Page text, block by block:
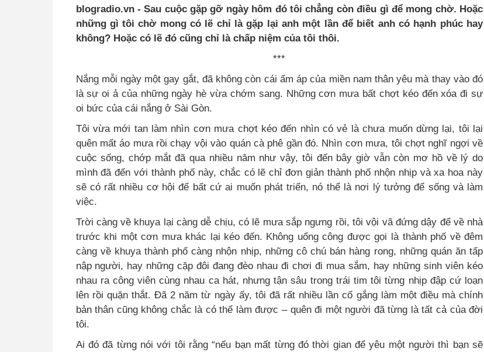
blogradio.vn - Sau cuộc gặp gỡ ngày hôm đó tôi chẳng còn điều gì để mong chờ. Hoặc
những gì tôi chờ mong có lẽ chỉ là gặp lại anh một lần để biết anh có hạnh phúc hay
không? Hoặc có lẽ đó cũng chỉ là chấp niệm của tôi thôi.
***
Nắng mỗi ngày một gay gắt, đã không còn cái ấm áp của miền nam thân yêu mà thay vào đó
là sự oi ả của những ngày hè vừa chớm sang. Những cơn mưa bất chợt kéo đến xóa đi sự
oi bức của cái nắng ở Sài Gòn.
Tôi vừa mới tan làm nhìn cơn mưa chợt kéo đến nhìn có vẻ là chưa muốn dừng lại, tôi lại
quên mất áo mưa rồi chạy vội vào quán cà phê gần đó. Nhìn cơn mưa, tôi chợt nghĩ ngợi về
cuộc sống, chớp mắt đã qua nhiều năm như vậy, tôi đến bây giờ vẫn còn mơ hồ về lý do
mình đã đến với thành phố này, chắc có lẽ chỉ đơn giản thành phố nhộn nhịp và xa hoa này
sẽ có rất nhiều cơ hội để bất cứ ai muốn phát triển, nó thể là nơi lý tưởng để sống và làm
việc.
Trời càng về khuya lại càng dễ chịu, có lẽ mưa sắp ngưng rồi, tôi vội vã đứng dậy để về nhà
trước khi một cơn mưa khác lại kéo đến. Không uổng công được gọi là thành phố về đêm
càng về khuya thành phố càng nhộn nhịp, những cô chú bán hàng rong, những quán ăn tấp
nập người, hay những cặp đôi đang đèo nhau đi chơi đi mua sắm, hay những sinh viên kéo
nhau ra công viên cùng nhau ca hát, nhưng tận sâu trong trái tim tôi từng nhịp đập cứ loạn
lên rồi quặn thắt. Đã 2 năm từ ngày ấy, tôi đã rất nhiều lần cố gắng làm một điều mà chính
bản thân cũng không chắc là có thể làm được – quên đi một người đã từng là tất cả của đời
tôi.
Ai đó đã từng nói với tôi rằng “nếu bạn mất từng đó thời gian để yêu một người thì bạn sẽ